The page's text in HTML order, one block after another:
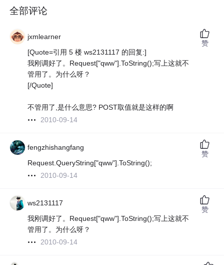
全部评论
jxmlearner
[Quote=引用 5 楼 ws2131117 的回复:]
我刚调好了。Request["qww"].ToString();写上这就不
管用了。为什么呀？
[/Quote]
不管用了,是什么意思? POST取值就是这样的啊
2010-09-14
赞
fengzhishangfang
Request.QueryString["qww"].ToString();
2010-09-14
赞
ws2131117
我刚调好了。Request["qww"].ToString();写上这就不
管用了。为什么呀？
2010-09-14
赞